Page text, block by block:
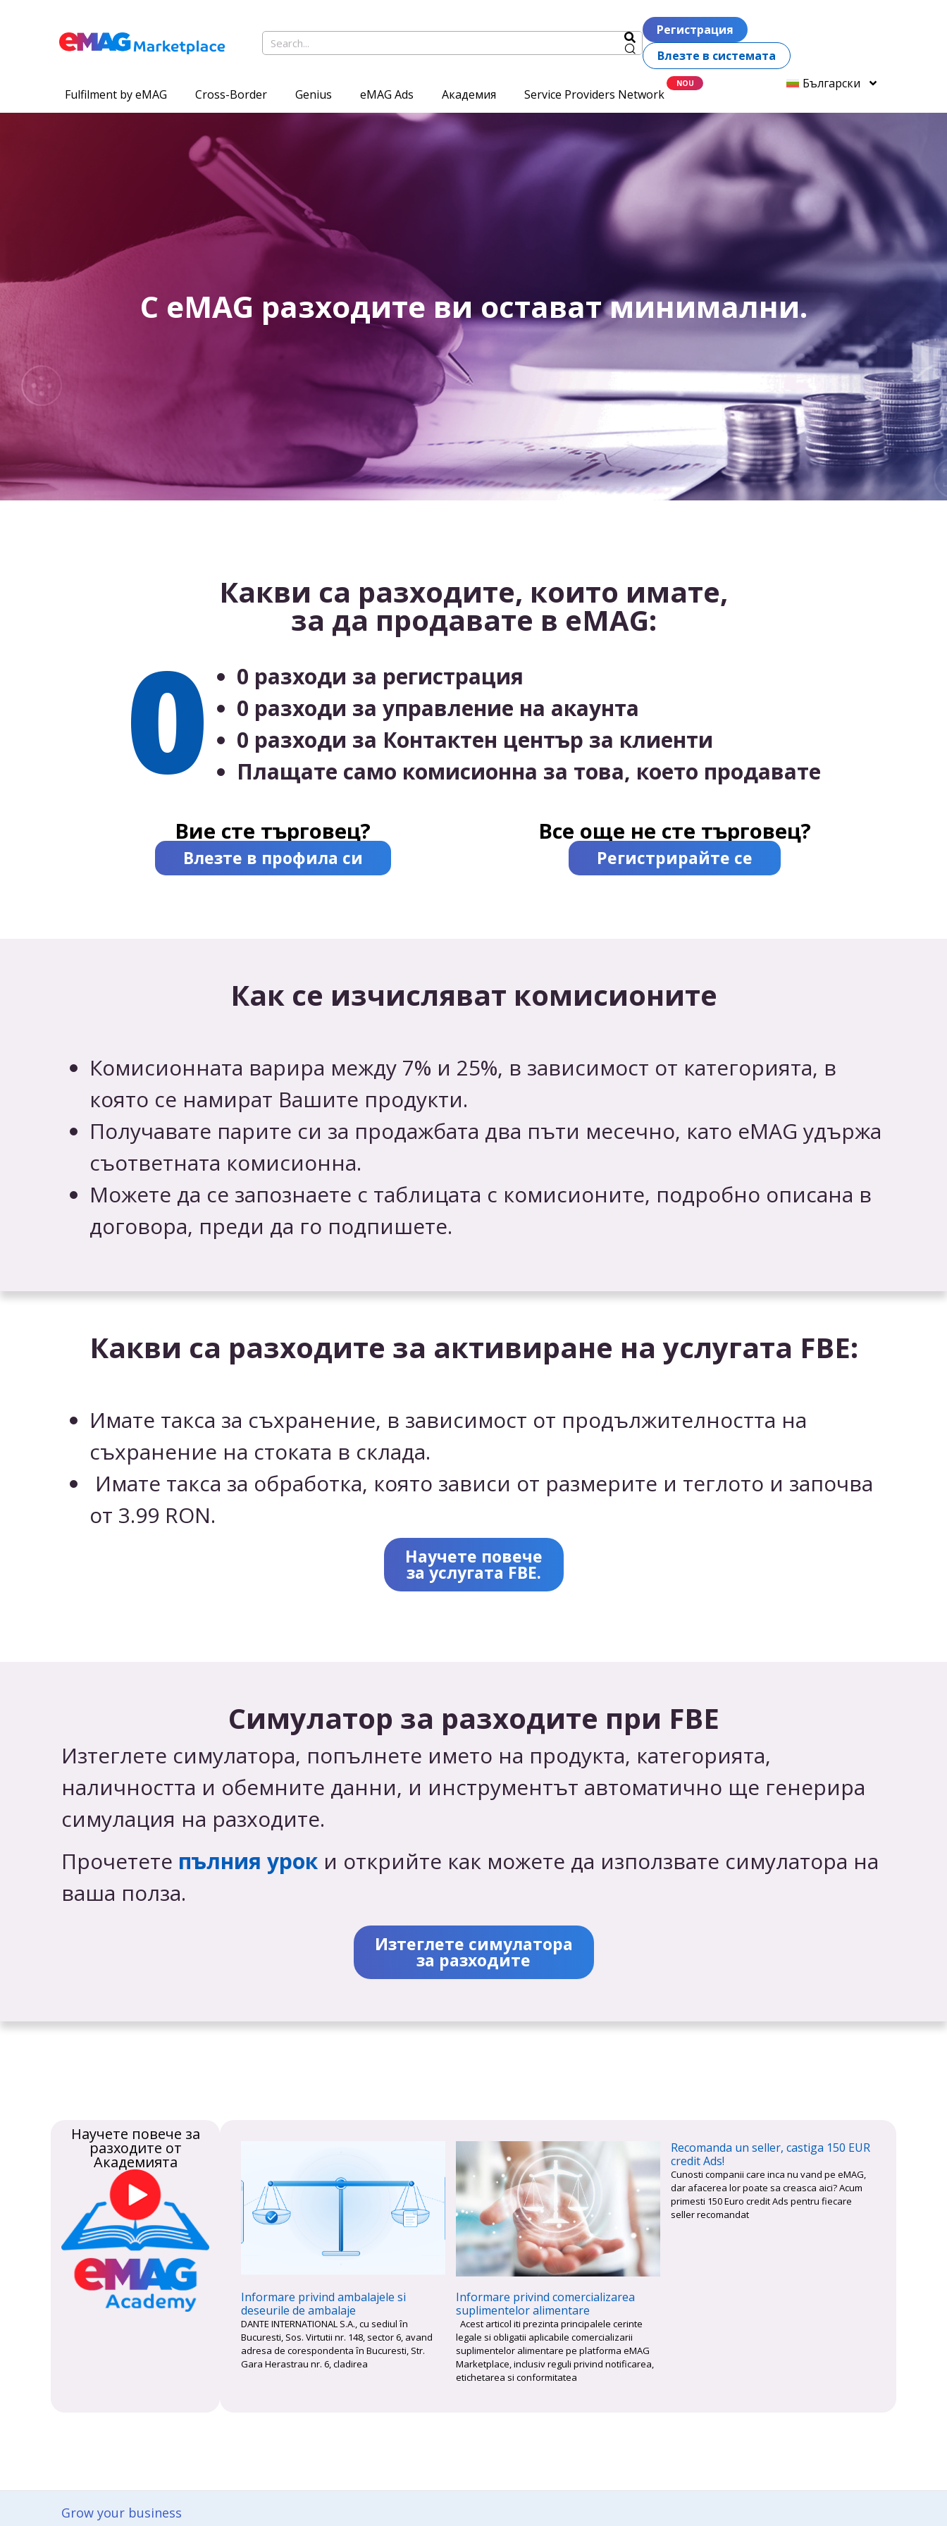
Регистрация
Влезте в системата
Fulfilment by eMAG Cross-Border Genius eMAG Ads Академия Service Providers Network
Български
С eMAG разходите ви остават минимални.
Какви са разходите, които имате,
за да продавате в eMAG:
0
0 разходи за регистрация
0 разходи за управление на акаунта
0 разходи за Контактен център за клиенти
Плащате само комисионна за това, което продавате
Вие сте търговец?
Влезте в профила си
Все още не сте търговец?
Регистрирайте се
Как се изчисляват комисионите
Комисионната варира между 7% и 25%, в зависимост от категорията, в
която се намират Вашите продукти.
Получавате парите си за продажбата два пъти месечно, като eMAG удържа
съответната комисионна.
Можете да се запознаете с таблицата с комисионите, подробно описана в
договора, преди да го подпишете.
Какви са разходите за активиране на услугата FBE:
Имате такса за съхранение, в зависимост от продължителността на
съхранение на стоката в склада.
Имате такса за обработка, която зависи от размерите и теглото и започва
от 3.99 RON.
Научете повече
за услугата FBE.
Симулатор за разходите при FBE
Изтеглете симулатора, попълнете името на продукта, категорията,
наличността и обемните данни, и инструментът автоматично ще генерира
симулация на разходите.
Прочетете пълния урок и открийте как можете да използвате симулатора на
ваша полза.
Изтеглете симулатора
за разходите
Научете повече за
разходите от
Академията
Informare privind ambalajele si
deseurile de ambalaje
DANTE INTERNATIONAL S.A., cu sediul ȋn
Bucuresti, Sos. Virtutii nr. 148, sector 6, avand
adresa de corespondenta ȋn Bucuresti, Str.
Gara Herastrau nr. 6, cladirea
Informare privind comercializarea
suplimentelor alimentare
Acest articol iti prezinta principalele cerinte
legale si obligatii aplicabile comercializarii
suplimentelor alimentare pe platforma eMAG
Marketplace, inclusiv reguli privind notificarea,
etichetarea si conformitatea
Recomanda un seller, castiga 150 EUR
credit Ads!
Cunosti companii care inca nu vand pe eMAG,
dar afacerea lor poate sa creasca aici? Acum
primesti 150 Euro credit Ads pentru fiecare
seller recomandat
Grow your business​